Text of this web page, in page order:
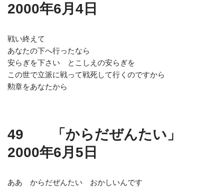
2000年6月4日
戦い終えて
あなたの下へ行ったなら
安らぎを下さい とこしえの安らぎを
この世で立派に戦って戦死して行くのですから
勲章をあなたから
49 「からだぜんたい」
2000年6月5日
ああ からだぜんたい おかしいんです